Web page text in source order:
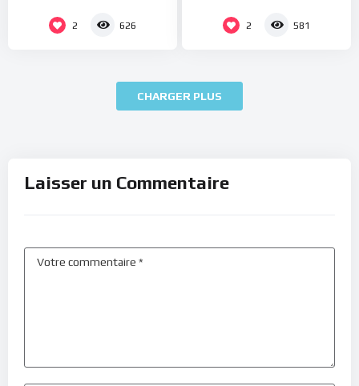
2 626 2 581
CHARGER PLUS
Laisser un Commentaire